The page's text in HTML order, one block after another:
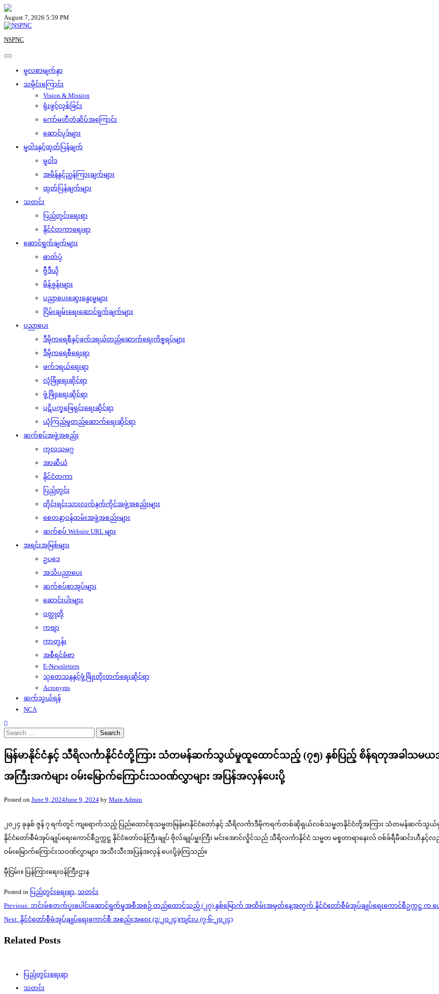
Skip
to
content
August 7, 2026 5:59 PM
NSPNC
မူလစာမျက်နှာ
သမိုင်းကြောင်း
Vision & Mission
ရုံးဖွင့်လှစ်ခြင်း
ကော်မတီတံဆိပ်အကြောင်း
ဆောင်ပုဒ်များ
မူဝါဒနှင့်ထုတ်ပြန်ချက်
မူဝါဒ
အမိန့်နှင့်ညွှန်ကြားချက်များ
ထုတ်ပြန်ချက်များ
သတင်း
ပြည်တွင်းရေးရာ
နိုင်ငံတကာရေးရာ
ဆောင်ရွက်ချက်များ
ဓာတ်ပုံ
ဗွီဒီယို
မိန့်ခွန်းများ
ပညာပေးဆွေးနွေးမှုများ
ငြိမ်းချမ်းရေးဆောင်ရွက်ချက်များ
ပညာပေး
ဒီမိုကရေစီနှင့်ဖက်ဒရယ်တည်ဆောက်‌ရေးကိစ္စရပ်များ
ဒီမိုကရေစီရေးရာ
ဖက်ဒရယ်ရေးရာ
လုံခြုံရေးဆိုင်ရာ
ဖွံ့ဖြိုးရေးဆိုင်ရာ
ပဋိပက္ခဖြေရှင်းရေးဆိုင်ရာ
ယုံကြည်မှုတည်ဆောက်ရေးဆိုင်ရာ
ဆက်စပ်အဖွဲ့အစည်း
ကုလသမဂ္ဂ
အာဆီယံ
နိုင်ငံတကာ
ပြည်တွင်း
တိုင်းရင်းသားလက်နက်ကိုင်အဖွဲ့အစည်းများ
စေတနာ့ဝန်ထမ်းအဖွဲ့အစည်းများ
ဆက်စပ် Website URL များ
အရင်းအမြစ်များ
ဥပဒေ
အသိပညာပေး
ဆက်စပ်စာအုပ်များ
ဆောင်းပါးများ
ဝတ္ထုတို
ကဗျာ
ကာတွန်း
အစီရင်ခံစာ
E-Newsletters
သုတေသနနှင့်ဖွံ့ဖြိုးတိုးတက်ရေးဆိုင်ရာ
Acronyms
ဆက်သွယ်ရန်
NCA
Search
for:
မြန်မာနိုင်ငံနှင့် သီရိလင်္ကာနိုင်ငံတို့ကြား သံတမန်ဆက်သွယ်မှုထူထောင်သည့် (၇၅) နှစ်ပြည့် စိန်ရတုအခါသမယအ
အကြီးအကဲများ ဝမ်းမြောက်ကြောင်းသဝဏ်လွှာများ အပြန်အလှန်ပေးပို့
Posted on June 9, 2024June 9, 2024 by Main Admin
၂၀၂၄ ခုနှစ် ဇွန် ၇ ရက်တွင်‌ ကျရောက်သည့် ပြည်ထောင်စုသမ္မတမြန်မာနိုင်ငံတော်နှင့် သီရိလင်္ကာဒီမိုကရက်တစ်ဆိုရှယ်လစ်သမ္မတနိုင်ငံတို့အကြား သံတမန်ဆက်သွယ်
နိုင်ငံတော်စီမံအုပ်ချုပ်ရေးကောင်စီဥက္ကဋ္ဌ နိုင်ငံတော်ဝန်ကြီးချုပ် ဗိုလ်ချုပ်မှူးကြီး မင်းအောင်လှိုင်သည် သီရိလင်္ကာနိုင်ငံ သမ္မတ မစ္စတာရာနေးလ် ဝစ်ခ်ရီမီဆင်းဟီနှင့်လည်
ဝမ်းမြောက်ကြောင်းသဝဏ်လွှာများ အသီးသီးအပြန်အလှန် ပေးပို့ခဲ့ကြသည်။
မှီငြမ်း။ ပြန်ကြားရေးဝန်ကြီးဌာန
Posted in ပြည်တွင်းရေးရာ, သတင်း
Post
navigation
Previous: ဘင်းမ်စတက်ပူးပေါင်းဆောင်ရွက်မှုအစီအစဉ် တည်ထောင်သည့် (၂၇) နှစ်မြောက် အထိမ်းအမှတ်နေ့အတွက် နိုင်ငံတော်စီမံအုပ်ချုပ်ရေးကောင်စီဥက္ကဋ္ဌ
Next: နိုင်ငံတော်စီမံအုပ်ချုပ်ရေးကောင်စီ အစည်းအဝေး (၃/၂၀၂၄)ကျင်းပ (၇-၆-၂၀၂၄)
Related Posts
ပြည်တွင်းရေးရာ
သတင်း